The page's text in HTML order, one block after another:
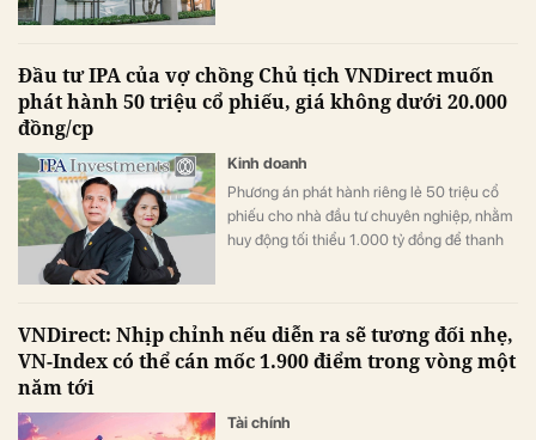
Đầu tư IPA của vợ chồng Chủ tịch VNDirect muốn
phát hành 50 triệu cổ phiếu, giá không dưới 20.000
đồng/cp
Kinh doanh
Phương án phát hành riêng lẻ 50 triệu cổ
phiếu cho nhà đầu tư chuyên nghiệp, nhằm
huy động tối thiểu 1.000 tỷ đồng để thanh
VNDirect: Nhịp chỉnh nếu diễn ra sẽ tương đối nhẹ,
VN-Index có thể cán mốc 1.900 điểm trong vòng một
năm tới
Tài chính